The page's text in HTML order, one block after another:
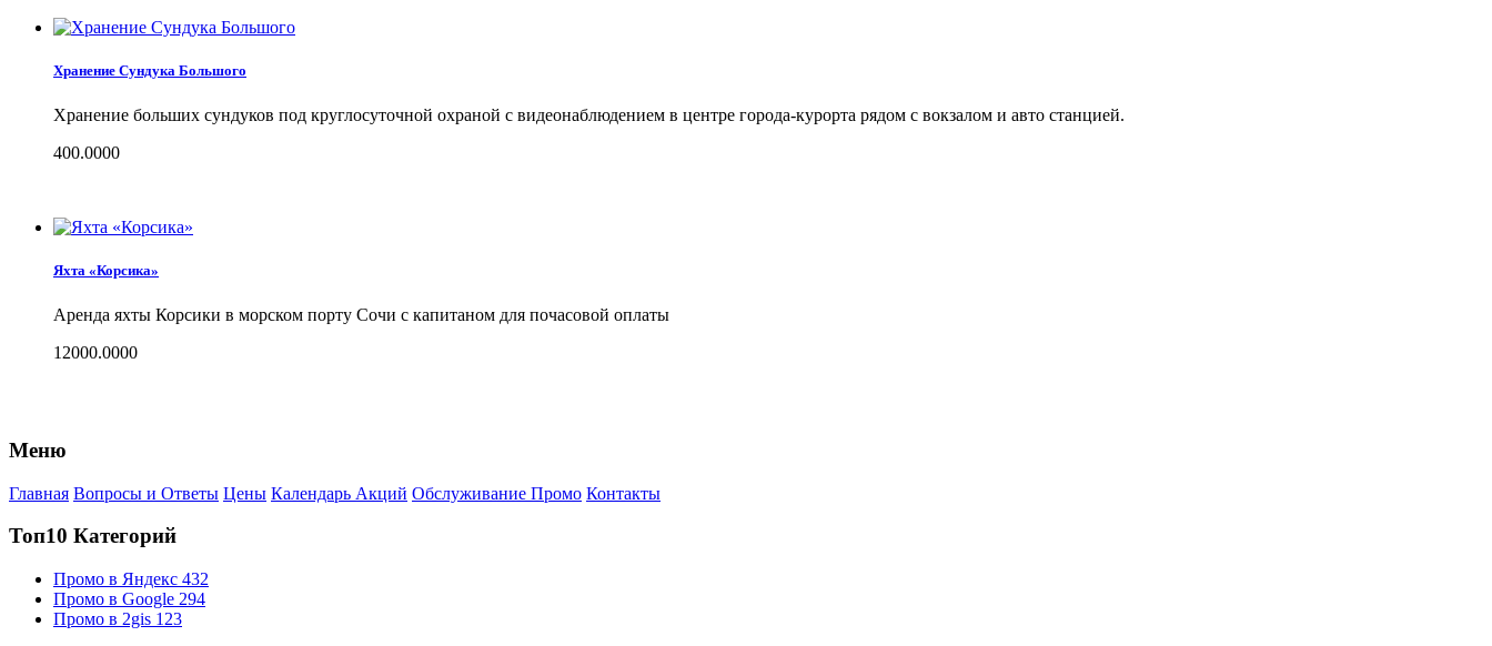
Хранение Сундука Большого
Хранение больших сундуков под круглосуточной охраной с видеонаблюдением в центре города-курорта рядом с вокзалом и авто станцией.
400.0000
Яхта «Корсика»
Аренда яхты Корсики в морском порту Сочи с капитаном для почасовой оплаты
12000.0000
Меню
Главная Вопросы и Ответы Цены Календарь Акций Обслуживание Промо Контакты
Топ10 Категорий
Промо в Яндекс 432
Промо в Google 294
Промо в 2gis 123